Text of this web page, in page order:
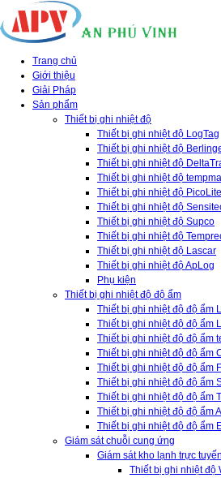
Trang chủ
Giới thiệu
Giải Pháp
Sản phẩm
Thiết bị ghi nhiệt độ
Thiết bị ghi nhiệt độ LogTag
Thiết bị ghi nhiệt độ
Thiết bị ghi nhiệt độ
Thiết bị ghi nhiệt độ
Thiết bị ghi nhiệt độ PicoLite
Thiết bị ghi nhiệt độ
Thiết bị ghi nhiệt độ Supco
Thiết bị ghi nhiệt độ
Thiết bị ghi nhiệt độ Lascar
Thiết bị ghi nhiệt độ ApLog
Phụ kiện
Thiết bị ghi nhiệt độ độ ẩm
Thiết bị ghi nhiệt độ độ ẩm
Thiết bị ghi nhiệt độ độ ẩm
Thiết bị ghi nhiệt độ độ ẩm
Thiết bị ghi nhiệt độ độ ẩm
Thiết bị ghi nhiệt độ độ ẩm
Thiết bị ghi nhiệt độ độ ẩm
Thiết bị ghi nhiệt độ độ ẩm
Thiết bị ghi nhiệt độ độ ẩm
Thiết bị ghi nhiệt độ độ ẩm
Giám sát chuỗi cung ứng
Giám sát kho lạnh trực tuyến
Thiết bị ghi nhiệt độ